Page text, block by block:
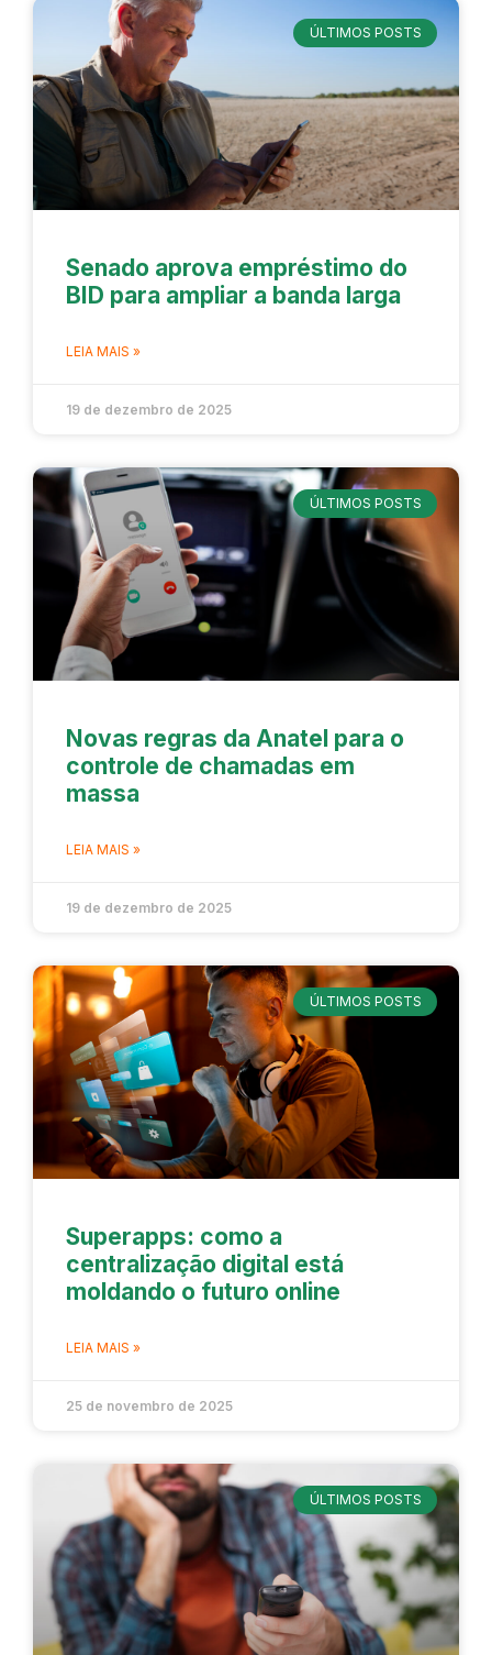
ÚLTIMOS POSTS
Senado aprova empréstimo do
BID para ampliar a banda larga
LEIA MAIS »
19 de dezembro de 2025
ÚLTIMOS POSTS
Novas regras da Anatel para o
controle de chamadas em
massa
LEIA MAIS »
19 de dezembro de 2025
ÚLTIMOS POSTS
Superapps: como a
centralização digital está
moldando o futuro online
LEIA MAIS »
25 de novembro de 2025
ÚLTIMOS POSTS